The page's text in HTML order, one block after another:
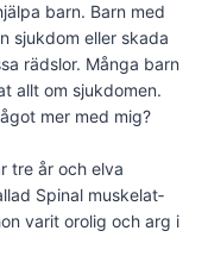
barn. Barn med
sjukdom eller skada
rädslor. Många barn
allt om sjukdomen.
mer med mig?
tre år och elva
Spinal muskel­at­
varit orolig och arg i